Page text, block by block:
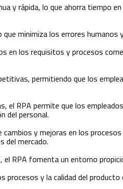
y rápida, lo que ahorra tiempo
minimiza los errores
en los requisitos y procesos
permitiendo que los
el RPA permite que los
del personal.
cambios y mejoras en los
del mercado.
RPA fomenta un entorno
procesos y la calidad del